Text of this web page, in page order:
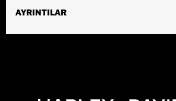
AYRINTILAR